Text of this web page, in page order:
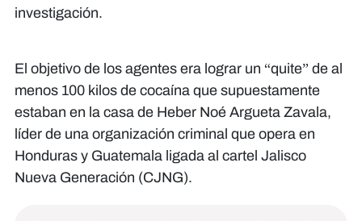
investigación.
El objetivo de los agentes era lograr un “quite” de al
menos 100 kilos de cocaína que supuestamente
estaban en la casa de Heber Noé Argueta Zavala,
líder de una organización criminal que opera en
Honduras y Guatemala ligada al cartel Jalisco
Nueva Generación (CJNG).